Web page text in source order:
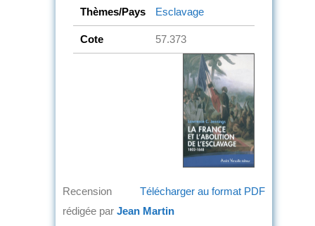
Thèmes/Pays Esclavage
Cote 57.373
Télécharger au format PDF
Recension
rédigée par Jean Martin